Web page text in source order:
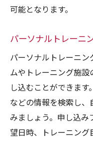
可能となります。
パーソナルトレーニ
パーソナルトレーニン
ムやトレーニング施設
し込むことができます
などの情報を検索し、
みましょう。申し込み
望日時、トレーニング